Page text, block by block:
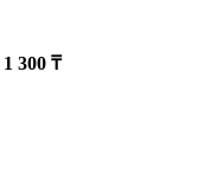
1 300 ₸